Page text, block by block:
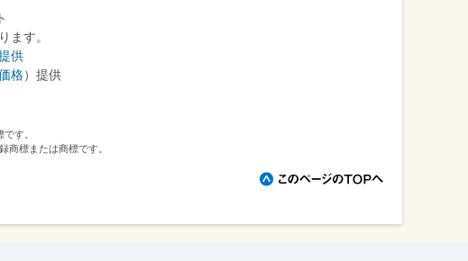
ます。
供
格）提供
す。
商標または商標です。